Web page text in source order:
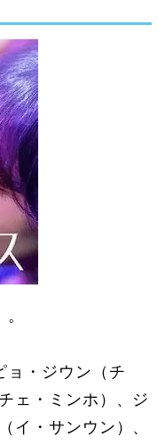
ョ・ジウン（チ
ェ・ミンホ）、ジ
イ・サンウン）、